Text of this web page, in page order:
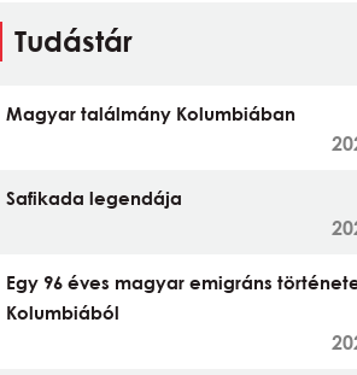
Tudástár
Magyar találmány Kolumbiában
Safikada legendája
Egy 96 éves magyar emigráns
Kolumbiából